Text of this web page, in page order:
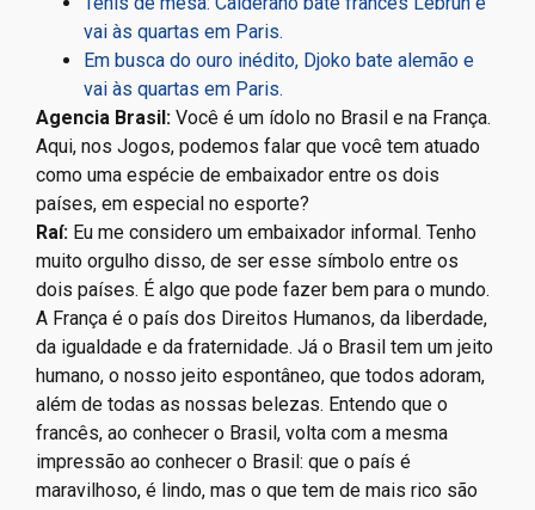
vai às quartas em Paris.
Em busca do ouro inédito, Djoko bate alemão e
vai às quartas em Paris.
Agencia Brasil: Você é um ídolo no Brasil e na França.
Aqui, nos Jogos, podemos falar que você tem atuado
como uma espécie de embaixador entre os dois
países, em especial no esporte?
Raí: Eu me considero um embaixador informal. Tenho
muito orgulho disso, de ser esse símbolo entre os
dois países. É algo que pode fazer bem para o mundo.
A França é o país dos Direitos Humanos, da liberdade,
da igualdade e da fraternidade. Já o Brasil tem um jeito
humano, o nosso jeito espontâneo, que todos adoram,
além de todas as nossas belezas. Entendo que o
francês, ao conhecer o Brasil, volta com a mesma
impressão ao conhecer o Brasil: que o país é
maravilhoso, é lindo, mas o que tem de mais rico são